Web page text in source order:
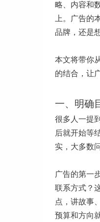
略、内容和
上。广告的
品牌，还是
本文将带你
的结合，让
一、明确
很多人一提
后就开始等
实，大多数
广告的第一
联系方式？
点，讲故事
预算和方向